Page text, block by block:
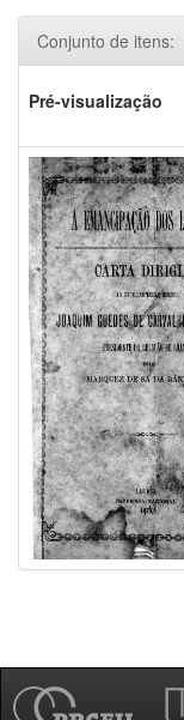
Conjunto de itens:
Pré-visualização